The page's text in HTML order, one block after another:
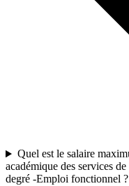
Quel est le salaire
académique des services
degré -Emploi fonctionnel ?